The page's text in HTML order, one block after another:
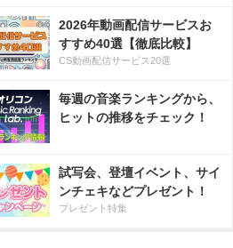
2026年動画配信サービスお
すすめ40選【徹底比較】
CS動画配信サービス20選
毎週の音楽ランキングから、
ヒットの推移をチェック！
試写会、登壇イベント、サイ
ンチェキなどプレゼント！
プレゼント特集